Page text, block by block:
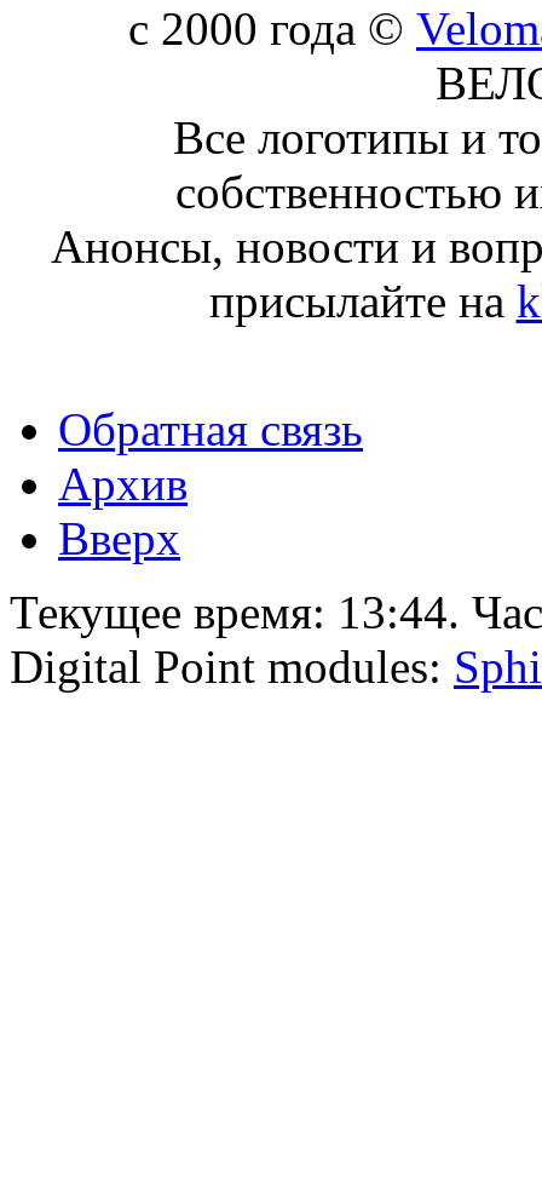
c 2000 года ©
Все логотипы и
собственностью
Анонсы, новости и
присылайте на
Обратная связь
Архив
Вверх
Текущее время: 13:44.
Digital Point modules: